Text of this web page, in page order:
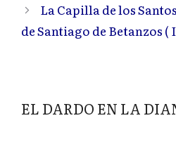
La Capilla de los
de Santiago de Betanzos (
EL DARDO EN LA